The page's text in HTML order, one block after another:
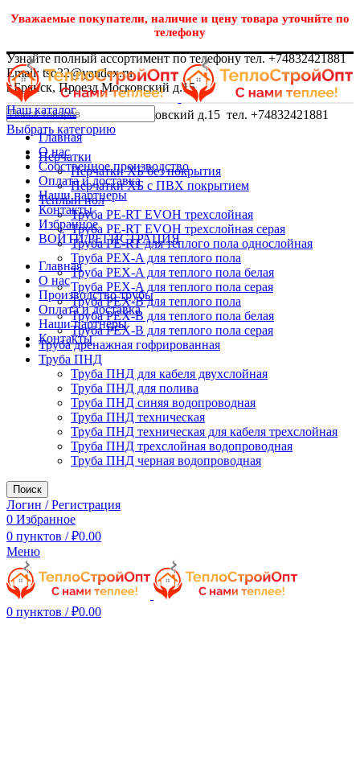
Уважаемые покупатели, наличие и цену товара уточнйте по
телефону
Узнайте полный ассортимент по телефону тел. +74832421881
Email: tso32@yandex.ru
г.Брянск, Проезд Московский д.15
г.Брянск, Проезд Московский д.15 тел. +74832421881
Выбрать категорию
Перчатки
Перчатки ХБ без покрытия
Перчатки ХБ с ПВХ покрытием
Теплый пол
Труба PE-RT EVOH трехслойная
Труба PE-RT EVOH трехслойная серая
Труба PE-RT для теплого пола однослойная
Труба PEX-A для теплого пола
Труба PEX-A для теплого пола белая
Труба PEX-A для теплого пола серая
Труба PEX-B для теплого пола
Труба PEX-B для теплого пола белая
Труба PEX-B для теплого пола серая
Труба дренажная гофрированная
Труба ПНД
Труба ПНД для кабеля двухслойная
Труба ПНД для полива
Труба ПНД синяя водопроводная
Труба ПНД техническая
Труба ПНД техническая для кабеля трехслойная
Труба ПНД трехслойная водопроводная
Труба ПНД черная водопроводная
Поиск
Логин / Регистрация
0 Избранное
0 пунктов / ₽0.00
Меню
0 пунктов / ₽0.00
Наш каталог
Главная
О нас
Собственное производство
Оплата и доставка
Наши партнеры
Контакты
Избранное
ВОЙТИ/РЕГИСТРАЦИЯ
Главная
О нас
Производство трубы
Оплата и доставка
Наши партнеры
Контакты